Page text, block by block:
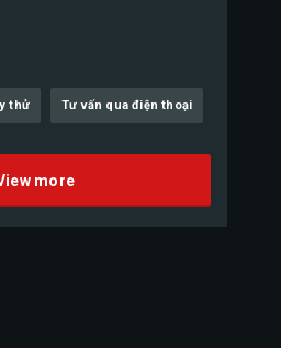
thử Tư vấn qua điện thoại
more